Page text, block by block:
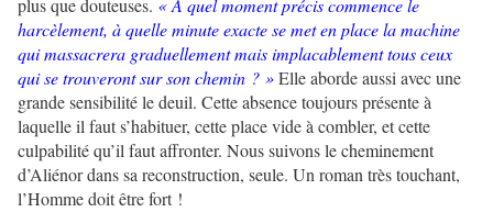
plus que douteuses. « À quel moment précis commence le
harcèlement, à quelle minute exacte se met en place la machine
qui massacrera graduellement mais implacablement tous ceux
qui se trouveront sur son chemin ? »Elle aborde aussi avec une
grande sensibilité le deuil. Cette absence toujours présente à
laquelle il faut s’habituer, cette place vide à combler, et cette
culpabilité qu’il faut affronter. Nous suivons le cheminement
d’Aliénor dans sa reconstruction, seule. Un roman très touchant,
l’Homme doit être fort !